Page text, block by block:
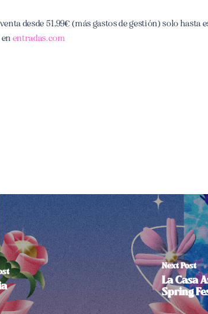
desde 51,99€ (más gastos de gestión) solo hasta
entradas.com
Next Post
La Casa
Spring